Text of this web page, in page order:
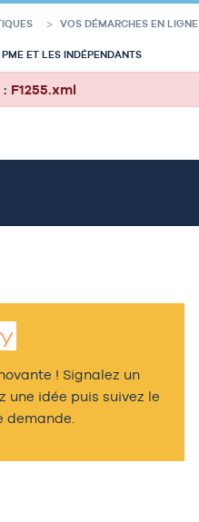
VOS DÉMARCHES EN LIGNE
ET LES INDÉPENDANTS
F1255.xml
! Signalez un
une idée puis suivez le